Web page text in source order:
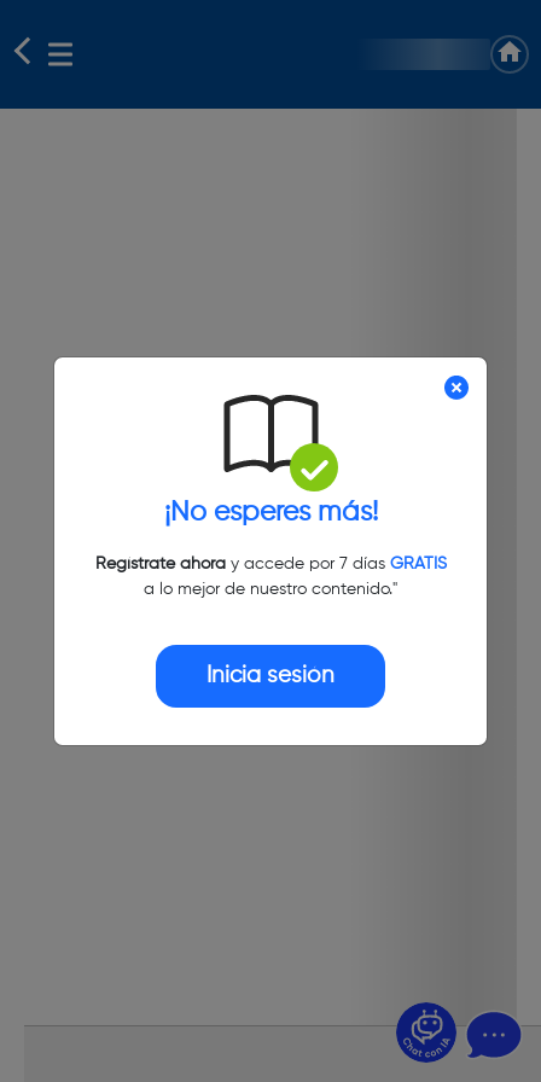
¡No esperes más!
Regístrate ahoray accede por 7 días GRATIS
a lo mejor de nuestro contenido."
Inicia sesión